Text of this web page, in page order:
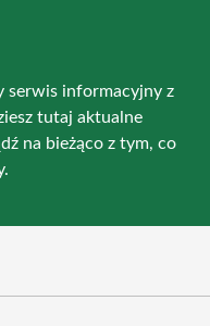
serwis informacyjny z
tutaj aktualne
na bieżąco z tym, co